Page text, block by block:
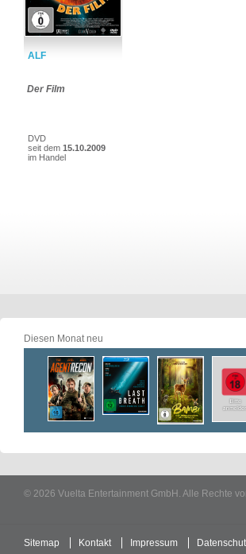
ALF
Der Film
DVD
seit dem 15.10.2009
im Handel
Diesen Monat neu
© 2026 Vuelta Entertainment GmbH. Alle Rechte
Sitemap Kontakt Impressum